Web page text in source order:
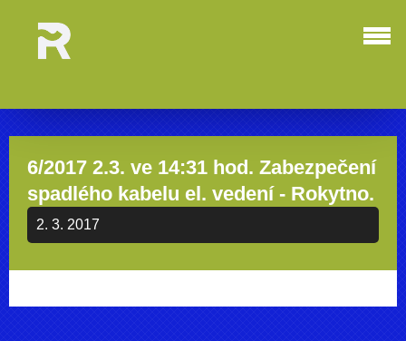
6/2017 2.3. ve 14:31 hod. Zabezpečení
spadlého kabelu el. vedení - Rokytno.
2. 3. 2017